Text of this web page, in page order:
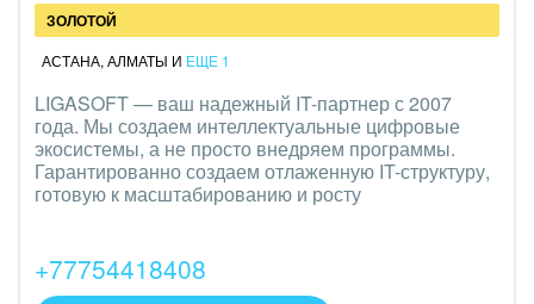
Внедрение онлайн-офиса / Интранета
Страхование
Строительство, ремонт и благоустройство
Транспорт, Авиация, автобизнес
Трудоустройство
Красота, фитнес, спорт
ЗОЛОТОЙ
АСТАНА, АЛМАТЫ И ЕЩЕ 1
LIGASOFT — ваш надежный IT-партнер с 2007
года. Мы создаем интеллектуальные цифровые
экосистемы, а не просто внедряем программы.
Гарантированно создаем отлаженную IT-структуру,
готовую к масштабированию и росту
+77754418408